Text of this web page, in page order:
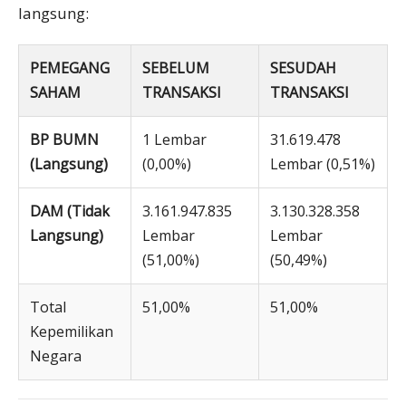
langsung:
PEMEGANG
SAHAM
SEBELUM
TRANSAKSI
SESUDAH
TRANSAKSI
BP BUMN
(Langsung)
1 Lembar
(0,00%)
31.619.478
Lembar (0,51%)
DAM (Tidak
Langsung)
3.161.947.835
Lembar
(51,00%)
3.130.328.358
Lembar
(50,49%)
Total
Kepemilikan
Negara
51,00% 51,00%